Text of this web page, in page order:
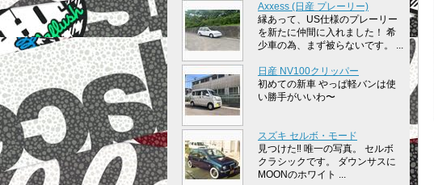
Axxess (日産 プレーリー)
縁あって、US仕様のプレーリー
を新たに仲間に入れました！ 希
少車の為、まず被らないです。 ...
日産 NV100クリッパー
初めての新車 やっぱ軽バンは使
い勝手がいいわ〜
スズキ セルボ・モード
見つけた‼︎ 唯一の写真。 セルボ
クラシックです。 ダウンサスに
MOONのホワイト ...